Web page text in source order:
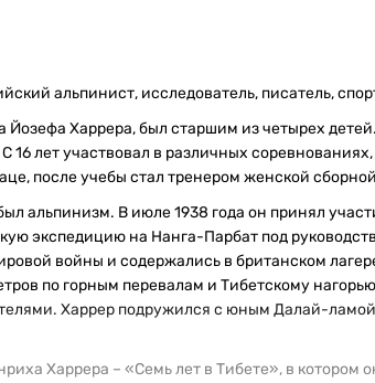
альпинист, исследователь, писатель,
Йозефа Харрера, был старшим из четырех
16 лет участвовал в различных
после учебы стал тренером женской
альпинизм. В июле 1938 года он принял
экспедицию на Нанга-Парбат под
войны и содержались в британском
по горным перевалам и Тибетскому
Харрер подружился с юным Далай-
Харрера – «Семь лет в Тибете», в